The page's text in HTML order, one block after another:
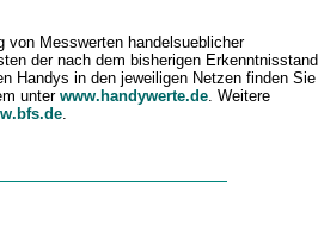
von Messwerten handelsueblicher
der nach dem bisherigen Erkenntnisstand
Handys in den jeweiligen Netzen finden Sie
unter www.handywerte.de. Weitere
.